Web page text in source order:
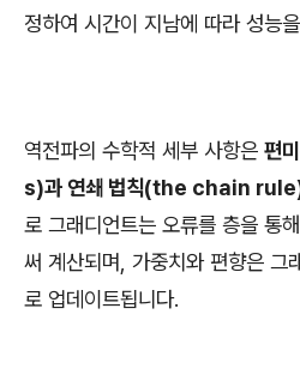
정하여 시간이 지남에 따라 성능
역전파의 수학적 세부 사항은 편
s)과 연쇄 법칙(the chain
로 그래디언트는 오류를 층을 통
써 계산되며, 가중치와 편향은 그
로 업데이트됩니다.